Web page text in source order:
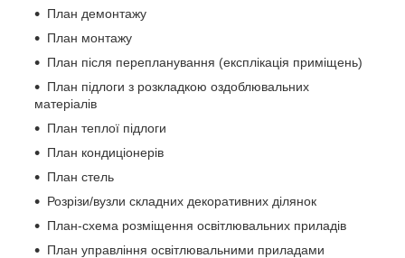
План демонтажу
План монтажу
План після перепланування (експлікація приміщень)
План підлоги з розкладкою оздоблювальних
матеріалів
План теплої підлоги
План кондиціонерів
План стель
Розрізи/вузли складних декоративних ділянок
План-схема розміщення освітлювальних приладів
План управління освітлювальними приладами